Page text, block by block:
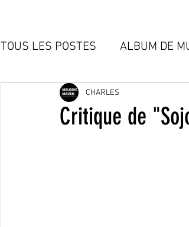
TOUS LES POSTES ALBUM DE
Critique de
CHARLES